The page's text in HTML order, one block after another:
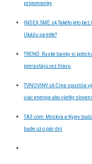
pripomienky
INDEX.SME.sk Takéto leto
Ukážu sa ešte?
TREND: Ruské banky si
prerastajú cez hlavu
TVNOVINY.sk Čína spustila
viac energie ako všetky
TA3.com: Moskva a Kyjev
bude už o pár dní